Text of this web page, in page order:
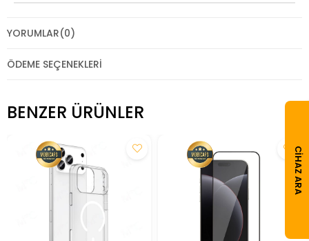
YORUMLAR(0)
ÖDEME SEÇENEKLERI
BENZER ÜRÜNLER
CIHAZ ARA